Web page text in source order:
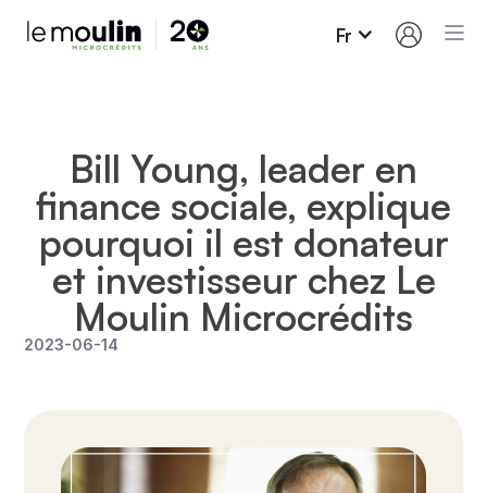
Fr
Bill Young, leader en
finance sociale, explique
pourquoi il est donateur
et investisseur chez Le
Moulin Microcrédits
2023-06-14